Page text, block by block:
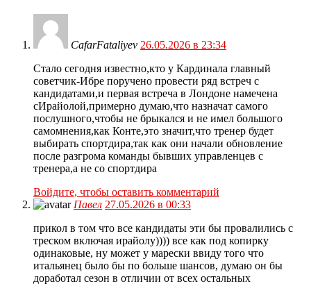
CafarFataliyev 26.05.2026 в 23:34
Стало сегодня известно,кто у Кардинала главный
советчик-Ибре поручено провести ряд встреч с
кандидатами,и первая встреча в Лондоне намечена
сИрайолой,примерно думаю,что назначат самого
послушного,чтобы не брыкался и не имел большого
самомнения,как Конте,это значит,что тренер будет
выбирать спортдира,так как они начали обновление
после разгрома команды бывших управленцев с
тренера,а не со спортдира
Войдите, чтобы оставить комментарий
Павел 27.05.2026 в 00:33
прикол в том что все кандидаты эти бы провалились с
треском включая ирайолу)))) все как под копирку
одинаковые, ну может у марески ввиду того что
итальянец было бы по больше шансов, думаю он бы
доработал сезон в отличии от всех остальных